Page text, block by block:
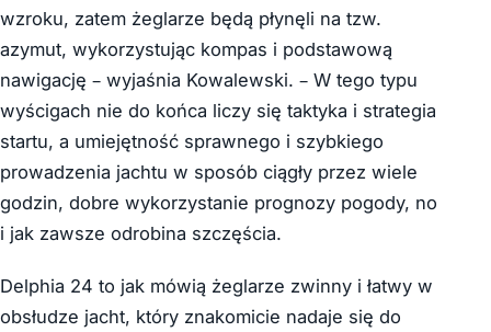
wzroku, zatem żeglarze będą płynęli na tzw.
azymut, wykorzystując kompas i podstawową
nawigację – wyjaśnia Kowalewski. – W tego typu
wyścigach nie do końca liczy się taktyka i strategia
startu, a umiejętność sprawnego i szybkiego
prowadzenia jachtu w sposób ciągły przez wiele
godzin, dobre wykorzystanie prognozy pogody, no
i jak zawsze odrobina szczęścia.
Delphia 24 to jak mówią żeglarze zwinny i łatwy w
obsłudze jacht, który znakomicie nadaje się do